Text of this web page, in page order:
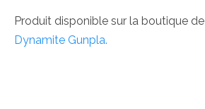
Produit disponible sur la boutique de
Dynamite Gunpla.